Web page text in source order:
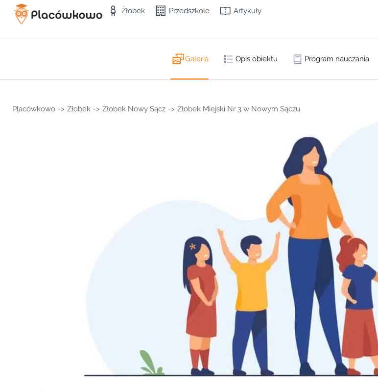
Żłobek Przedszkole Artykuły
Galeria Opis obiektu Program nauczania
Placówkowo -> Żłobek -> Żłobek Nowy Sącz -> Żłobek Miejski Nr 3 w Nowym Sączu